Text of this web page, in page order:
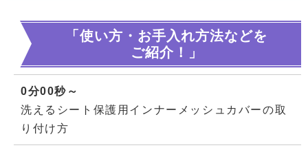
「使い方・お手入れ方法などを
ご紹介！」
0分00秒～
洗えるシート保護用インナーメッシュカバーの取
り付け方